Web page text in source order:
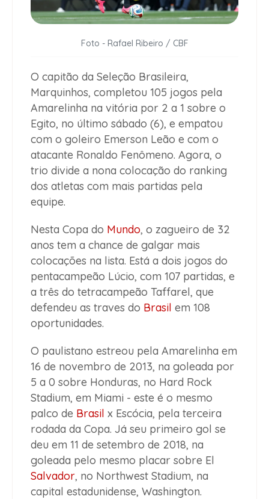
Foto - Rafael Ribeiro / CBF
O capitão da Seleção Brasileira,
Marquinhos, completou 105 jogos pela
Amarelinha na vitória por 2 a 1 sobre o
Egito, no último sábado (6), e empatou
com o goleiro Emerson Leão e com o
atacante Ronaldo Fenômeno. Agora, o
trio divide a nona colocação do ranking
dos atletas com mais partidas pela
equipe.
Nesta Copa do Mundo, o zagueiro de 32
anos tem a chance de galgar mais
colocações na lista. Está a dois jogos do
pentacampeão Lúcio, com 107 partidas, e
a três do tetracampeão Taffarel, que
defendeu as traves do Brasil em 108
oportunidades.
O paulistano estreou pela Amarelinha em
16 de novembro de 2013, na goleada por
5 a 0 sobre Honduras, no Hard Rock
Stadium, em Miami - este é o mesmo
palco de Brasil x Escócia, pela terceira
rodada da Copa. Já seu primeiro gol se
deu em 11 de setembro de 2018, na
goleada pelo mesmo placar sobre El
Salvador, no Northwest Stadium, na
capital estadunidense, Washington.